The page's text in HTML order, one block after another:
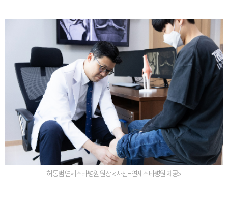
허동범 연세스타병원 원장 <사진=연세스타병원 제공>